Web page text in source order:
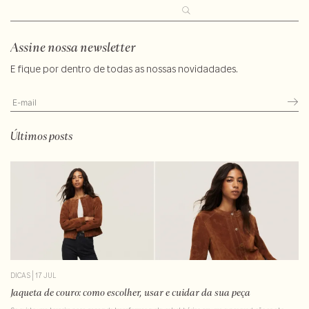
Últimos posts
DICAS 17 JUL
Jaqueta de couro: como escolher, usar e cuidar da sua peça
Assine nossa newsletter
E fique por dentro de todas as nossas novidadades.